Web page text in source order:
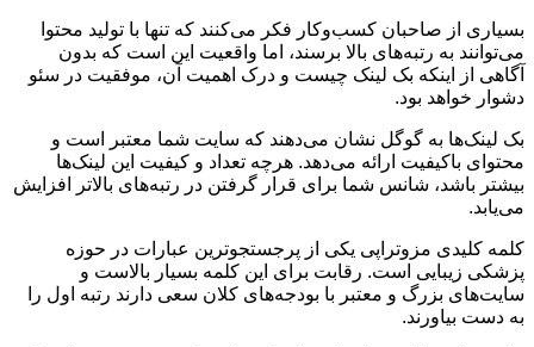
بسیاری از صاحبان کسب‌وکار فکر می‌کنند که تنها با تولید محتوا
می‌توانند به رتبه‌های بالا برسند، اما واقعیت این است که بدون
آگاهی از اینکه بک لینک چیست و درک اهمیت آن، موفقیت در سئو
دشوار خواهد بود.
بک لینک‌ها به گوگل نشان می‌دهند که سایت شما معتبر است و
محتوای باکیفیت ارائه می‌دهد. هرچه تعداد و کیفیت این لینک‌ها
بیشتر باشد، شانس شما برای قرار گرفتن در رتبه‌های بالاتر افزایش
می‌یابد.
کلمه کلیدی مزوتراپی یکی از پرجستجوترین عبارات در حوزه
پزشکی زیبایی است. رقابت برای این کلمه بسیار بالاست و
سایت‌های بزرگ و معتبر با بودجه‌های کلان سعی دارند رتبه اول را
به دست بیاورند.